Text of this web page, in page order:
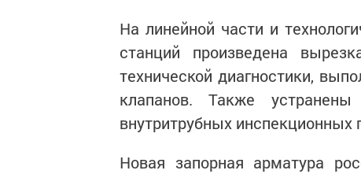
На линейной части и
станций произведена
технической диагностики,
клапанов. Также
внутритрубных инспекционных
Новая запорная арматура